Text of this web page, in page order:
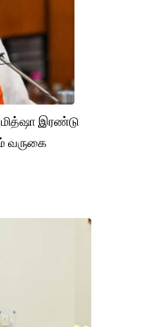
இரண்டு
வருகை